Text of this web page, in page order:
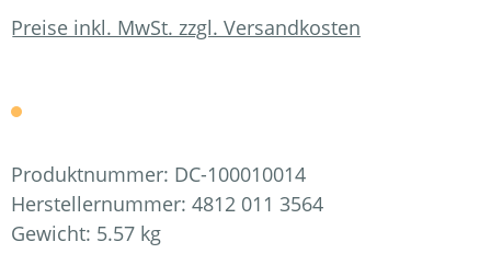
Preise inkl. MwSt. zzgl. Versandkosten
Produktnummer: DC-100010014
Herstellernummer: 4812 011 3564
Gewicht: 5.57 kg